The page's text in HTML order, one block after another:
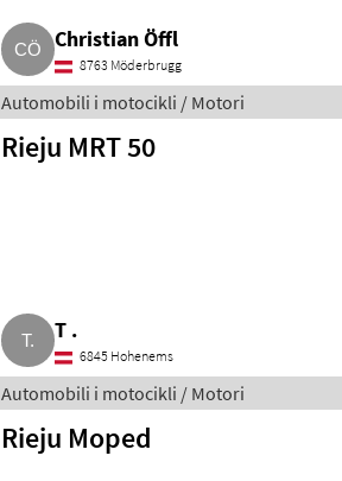
Christian Öffl
8763 Möderbrugg
Automobili i motocikli / Motori
Rieju MRT 50
T .
6845 Hohenems
Automobili i motocikli / Motori
Rieju Moped